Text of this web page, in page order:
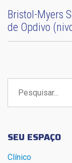
Bristol-Myers
de Opdivo
por:
SEU ESPAÇO
Clínico